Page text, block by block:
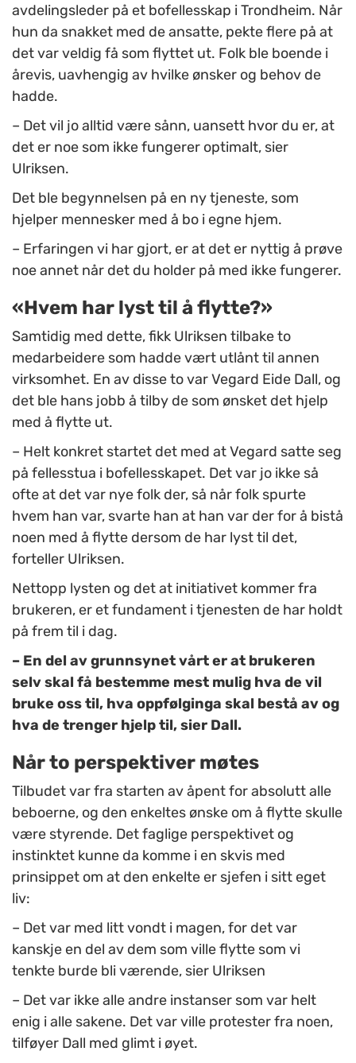
avdelingsleder på et bofellesskap i Trondheim. Når
hun da snakket med de ansatte, pekte flere på at
det var veldig få som flyttet ut. Folk ble boende i
årevis, uavhengig av hvilke ønsker og behov de
hadde.
– Det vil jo alltid være sånn, uansett hvor du er, at
det er noe som ikke fungerer optimalt, sier
Ulriksen.
Det ble begynnelsen på en ny tjeneste, som
hjelper mennesker med å bo i egne hjem.
– Erfaringen vi har gjort, er at det er nyttig å prøve
noe annet når det du holder på med ikke fungerer.
«Hvem har lyst til å flytte?»
Samtidig med dette, fikk Ulriksen tilbake to
medarbeidere som hadde vært utlånt til annen
virksomhet. En av disse to var Vegard Eide Dall, og
det ble hans jobb å tilby de som ønsket det hjelp
med å flytte ut.
– Helt konkret startet det med at Vegard satte seg
på fellesstua i bofellesskapet. Det var jo ikke så
ofte at det var nye folk der, så når folk spurte
hvem han var, svarte han at han var der for å bistå
noen med å flytte dersom de har lyst til det,
forteller Ulriksen.
Nettopp lysten og det at initiativet kommer fra
brukeren, er et fundament i tjenesten de har holdt
på frem til i dag.
– En del av grunnsynet vårt er at brukeren
selv skal få bestemme mest mulig hva de vil
bruke oss til, hva oppfølginga skal bestå av og
hva de trenger hjelp til, sier Dall.
Når to perspektiver møtes
Tilbudet var fra starten av åpent for absolutt alle
beboerne, og den enkeltes ønske om å flytte skulle
være styrende. Det faglige perspektivet og
instinktet kunne da komme i en skvis med
prinsippet om at den enkelte er sjefen i sitt eget
liv:
– Det var med litt vondt i magen, for det var
kanskje en del av dem som ville flytte som vi
tenkte burde bli værende, sier Ulriksen
– Det var ikke alle andre instanser som var helt
enig i alle sakene. Det var ville protester fra noen,
tilføyer Dall med glimt i øyet.